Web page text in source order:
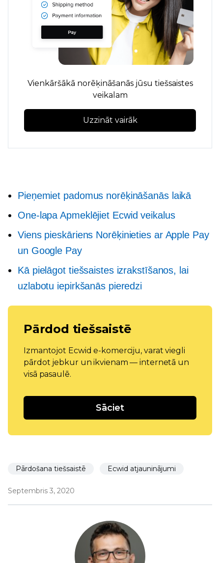
Vienkāršākā norēķināšanās jūsu tiešsaistes
veikalam
Uzzināt vairāk
Pieņemiet padomus norēķināšanās laikā
One-lapa Apmeklējiet Ecwid veikalus
Viens pieskāriens Norēķinieties ar Apple Pay
un Google Pay
Kā pielāgot tiešsaistes izrakstīšanos, lai
uzlabotu iepirkšanās pieredzi
Pārdod tiešsaistē
Izmantojot Ecwid e-komerciju, varat viegli
pārdot jebkur un ikvienam — internetā un
visā pasaulē.
Sāciet
Pārdošana tiešsaistē Ecwid atjauninājumi
Septembris 3, 2020